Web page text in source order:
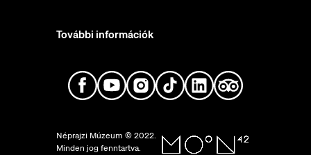
További információk
Néprajzi Múzeum © 2022.
Minden jog fenntartva.